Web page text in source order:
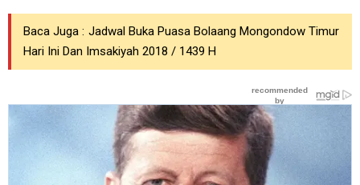
Baca Juga : Jadwal Buka Puasa Bolaang Mongondow Timur
Hari Ini Dan Imsakiyah 2018 / 1439 H